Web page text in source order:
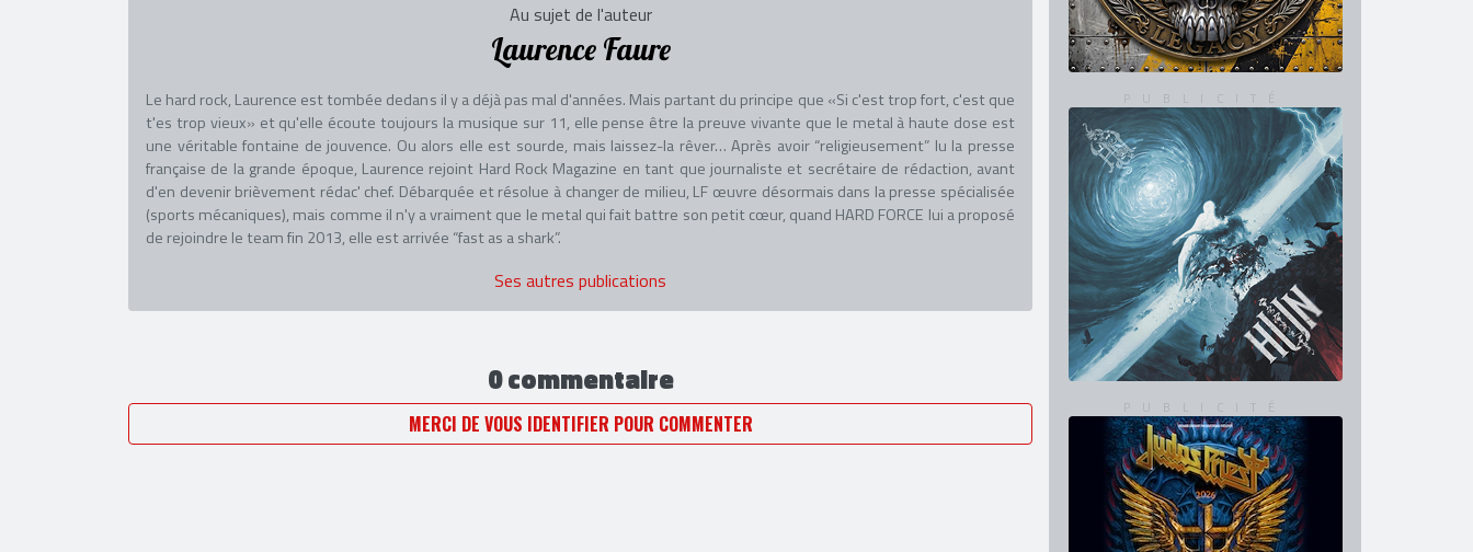
Au sujet de l'auteur
Laurence Faure
Le hard rock, Laurence est tombée dedans il y a déjà pas mal d'années. Mais partant du principe que «Si c'est trop fort, c'est que
t'es trop vieux» et qu'elle écoute toujours la musique sur 11, elle pense être la preuve vivante que le metal à haute dose est
une véritable fontaine de jouvence. Ou alors elle est sourde, mais laissez-la rêver… Après avoir “religieusement” lu la presse
française de la grande époque, Laurence rejoint Hard Rock Magazine en tant que journaliste et secrétaire de rédaction, avant
d'en devenir brièvement rédac' chef. Débarquée et résolue à changer de milieu, LF œuvre désormais dans la presse spécialisée
(sports mécaniques), mais comme il n'y a vraiment que le metal qui fait battre son petit cœur, quand HARD FORCE lui a proposé
de rejoindre le team fin 2013, elle est arrivée “fast as a shark”.
Ses autres publications
0 commentaire
MERCI DE VOUS IDENTIFIER POUR COMMENTER